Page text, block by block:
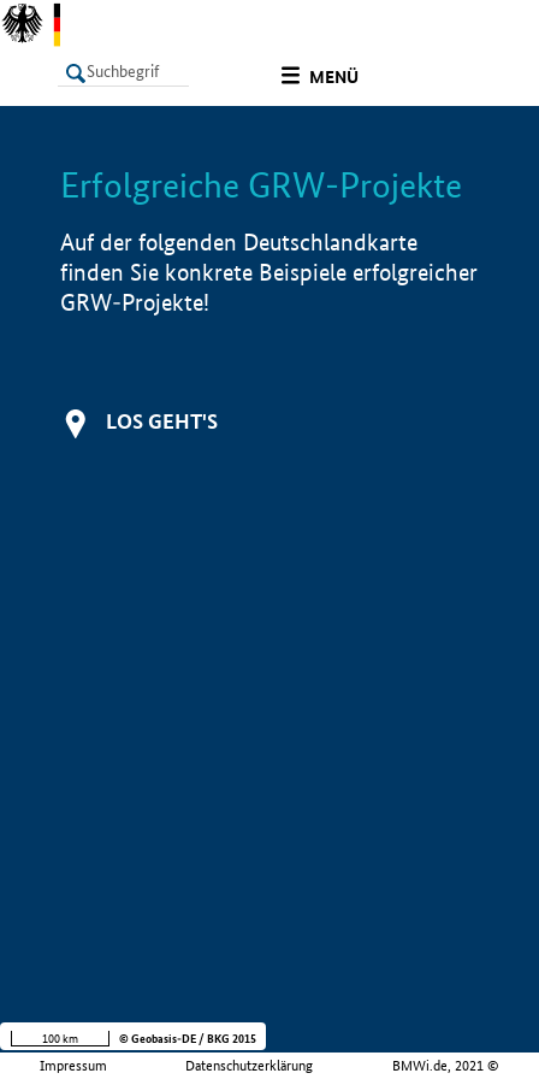
MENÜ
LISTE Info
Erfolgreiche GRW-Projekte
Auf der folgenden Deutschlandkarte
finden Sie konkrete Beispiele erfolgreicher
GRW-Projekte!
LOS GEHT'S
Impressum Datenschutzerklärung BMWi.de, 2021 ©
100 km © Geobasis-DE / BKG 2015